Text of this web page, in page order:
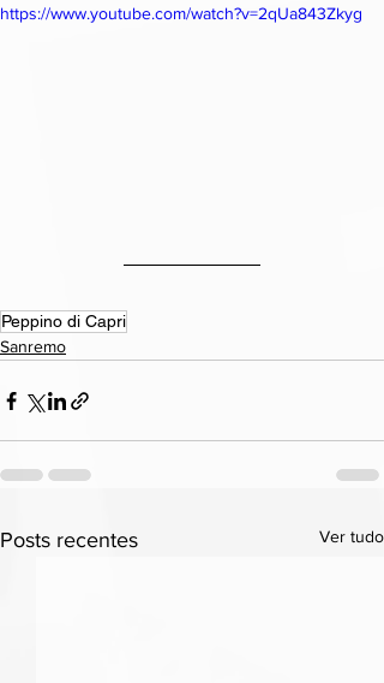
https://www.youtube.com/watch?v=2qUa843Zkyg
Peppino di Capri
Sanremo
Posts recentes Ver tudo